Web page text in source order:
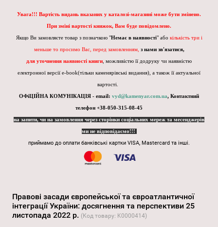
Увага!!! Вартість видань вказаних у каталозі-магазині може бути змінено.
При зміні вартості книжок, Вам буде повідомлено.
Якщо Ви замовляєте товар з позначкою "Немає в наявності" або кількість три і
меньше то просимо Вас, перед замовленням, з нами зв'язатися,
для уточнення наявності книги , можливістю її додруку чи наявністю
електронної версії e-book(тільки каменярівські видання), а також її актуальної
вартості.
ОФіЦІЙНА КОМУНІКАЦІЯ - email: vyd@kamenyar.com.ua, Контактний
телефон +38-050-315-08-45
на запити, чи на замовлення через сторінки соціальних мереж та месенджерів
ми не відповідаємо!!!
приймамо до оплати банківські картки VISA, Mastercard та інші.
Правові засади європейської та євроатлантичної
інтеграції України: досягнення та перспективи 25
листопада 2022 р. (Код товару: K0000414)